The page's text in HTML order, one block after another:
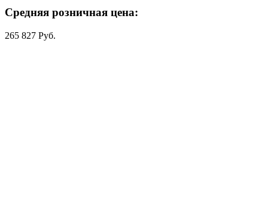
Средняя розничная цена:
265 827 Руб.